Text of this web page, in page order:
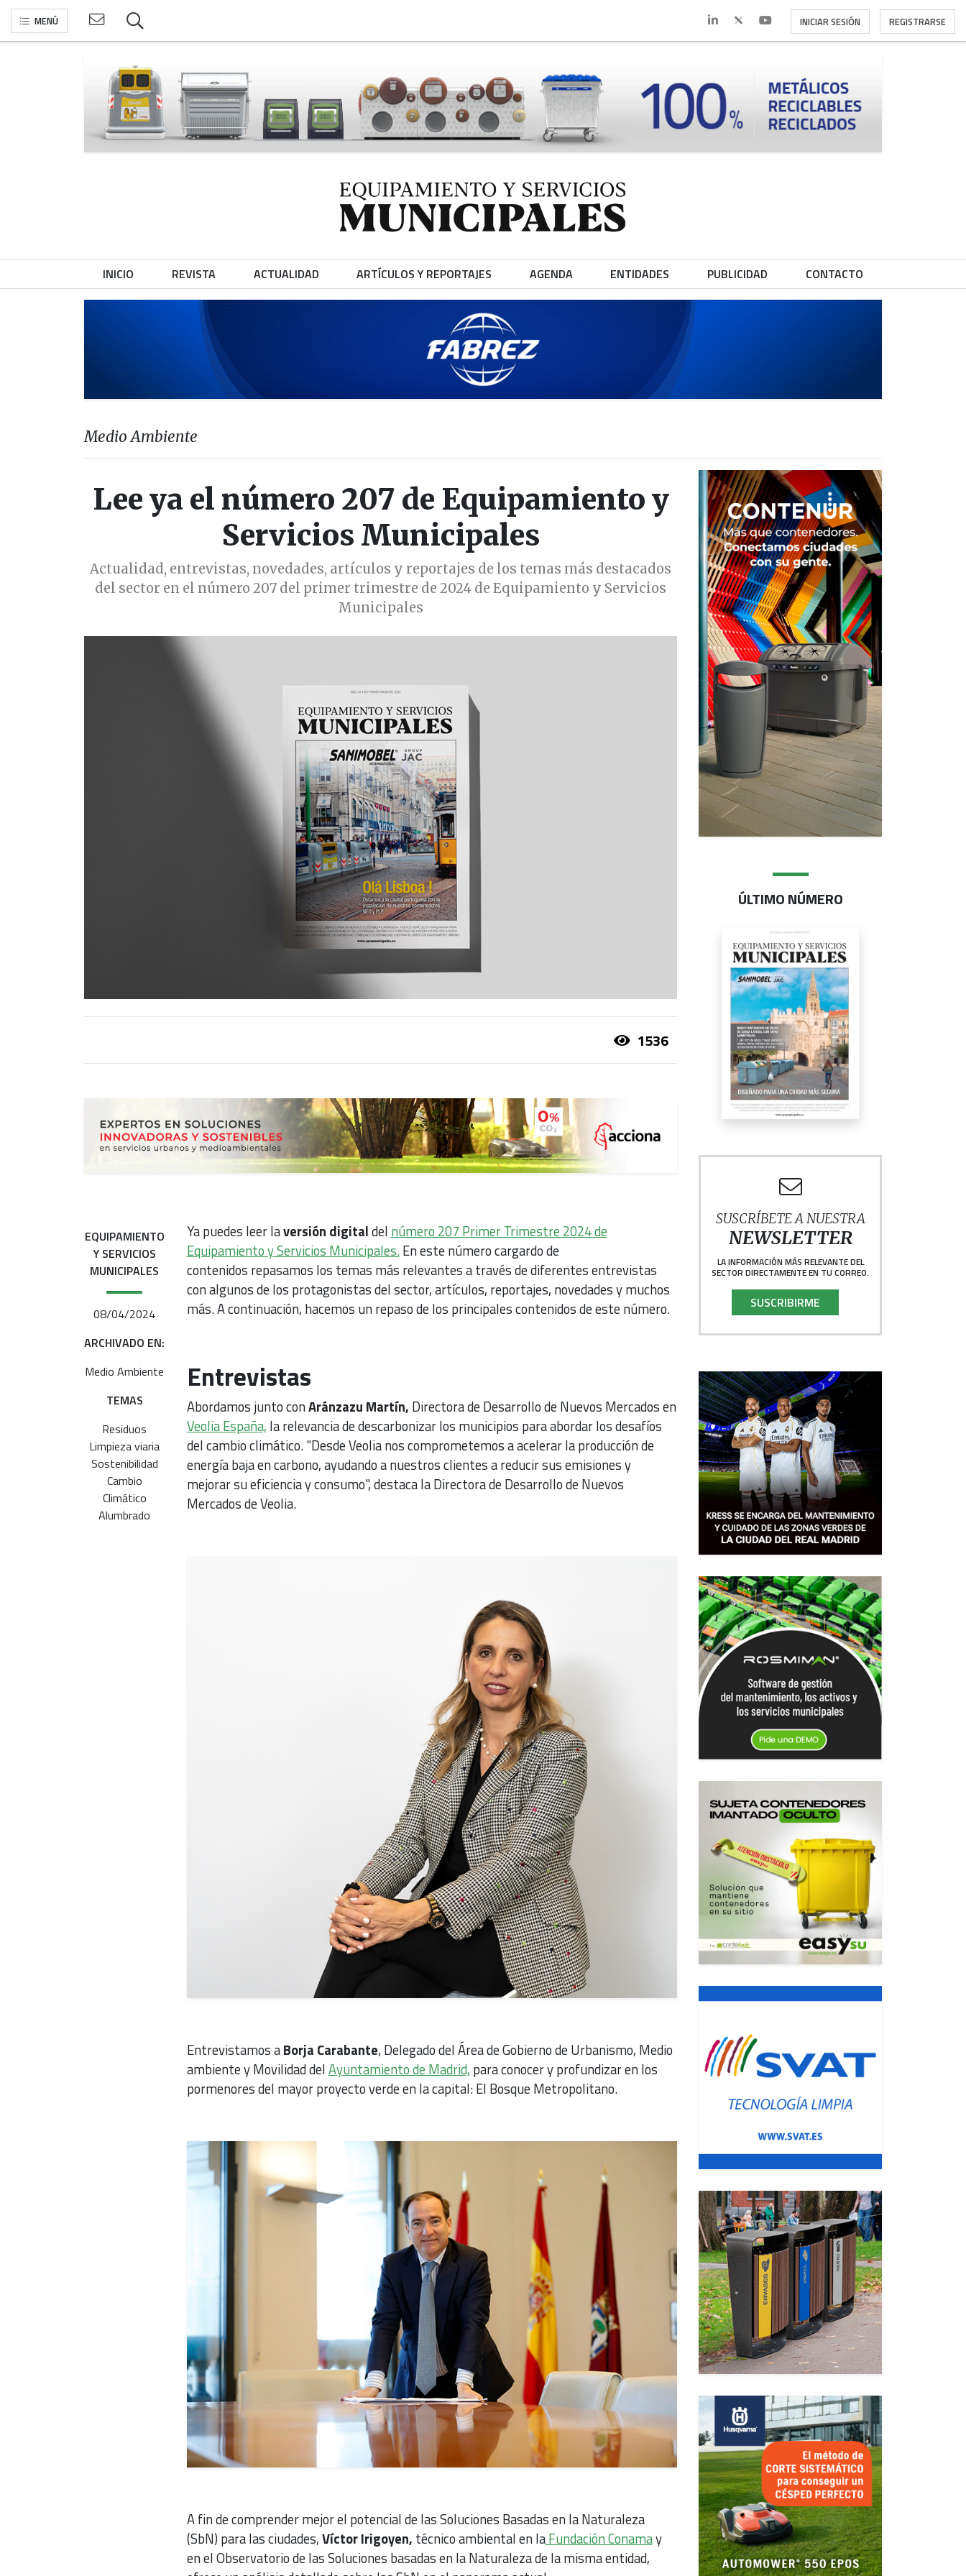
MENÚ INICIAR SESIÓN REGISTRARSE
INICIO REVISTA ACTUALIDAD ARTÍCULOS Y REPORTAJES AGENDA ENTIDADES PUBLICIDAD CONTACTO
Medio Ambiente
Lee ya el número 207 de Equipamiento y
Servicios Municipales
Actualidad, entrevistas, novedades, artículos y reportajes de los temas más destacados
del sector en el número 207 del primer trimestre de 2024 de Equipamiento y Servicios
Municipales
1536
EQUIPAMIENTO
Y SERVICIOS
MUNICIPALES
08/04/2024
ARCHIVADO EN:
Medio Ambiente
TEMAS
Residuos
Limpieza viaria
Sostenibilidad
Cambio
Climático
Alumbrado
Ya puedes leer laversión digitaldel número 207 Primer Trimestre 2024 de
Equipamiento y Servicios Municipales.En este número cargardo de
contenidos repasamos los temas más relevantes a través de diferentes entrevistas
con algunos de los protagonistas del sector, artículos, reportajes, novedades y muchos
más. A continuación, hacemos un repaso de los principales contenidos de este número.
Entrevistas
Abordamos junto conAránzazu Martín, Directora de Desarrollo de Nuevos Mercados en
Veolia España, la relevancia de descarbonizar los municipios para abordar los desafíos
del cambio climático. "Desde Veolia nos comprometemos a acelerar la producción de
energía baja en carbono, ayudando a nuestros clientes a reducir sus emisiones y
mejorar su eficiencia y consumo", destaca la Directora de Desarrollo de Nuevos
Mercados de Veolia.
Entrevistamos aBorja Carabante, Delegado del Área de Gobierno de Urbanismo, Medio
ambiente y Movilidad delAyuntamiento de Madrid, para conocer y profundizar en los
pormenores del mayor proyecto verde en la capital: El Bosque Metropolitano.
A fin de comprender mejor el potencial de las Soluciones Basadas en la Naturaleza
(SbN) para las ciudades,Víctor Irigoyen, técnico ambiental en laFundación Conamay
en el Observatorio de las Soluciones basadas en la Naturaleza de la misma entidad,
ÚLTIMO NÚMERO
SUSCRÍBETE A NUESTRA
NEWSLETTER
LA INFORMACIÓN MÁS RELEVANTE DEL
SECTOR DIRECTAMENTE EN TU CORREO.
SUSCRIBIRME